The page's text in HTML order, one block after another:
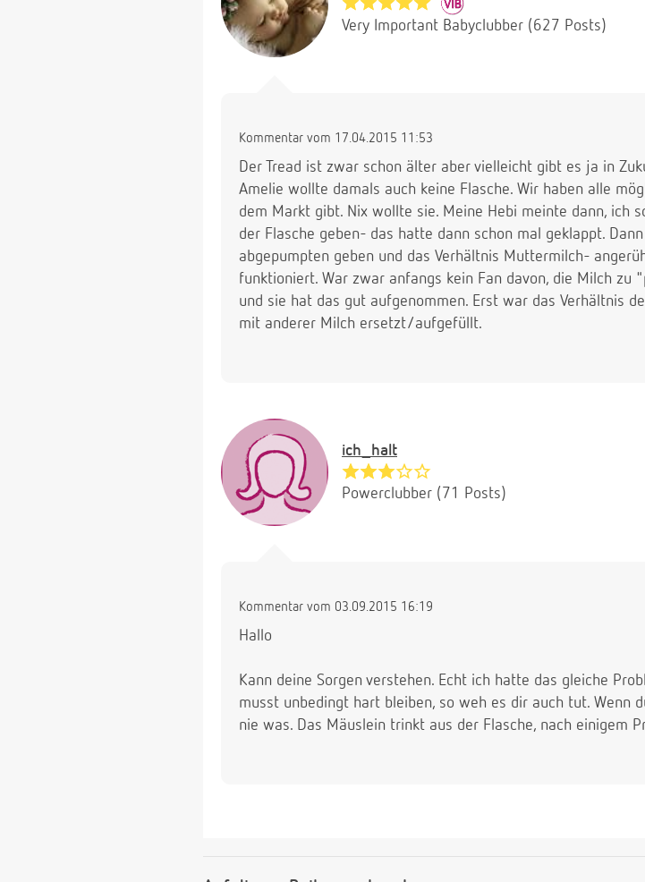
Very Important Babyclubber (627 Posts)
Kommentar vom 17.04.2015 11:53
Der Tread ist zwar schon älter aber vielleicht gibt es ja in
Amelie wollte damals auch keine Flasche. Wir haben alle
dem Markt gibt. Nix wollte sie. Meine Hebi meinte dann, ich
der Flasche geben- das hatte dann schon mal geklappt.
abgepumpten geben und das Verhältnis Muttermilch-
funktioniert. War zwar anfangs kein Fan davon, die Milch
und sie hat das gut aufgenommen. Erst war das Verhältnis
mit anderer Milch ersetzt/aufgefüllt.
ich_halt
Powerclubber (71 Posts)
Kommentar vom 03.09.2015 16:19
Hallo
Kann deine Sorgen verstehen. Echt ich hatte das gleiche
musst unbedingt hart bleiben, so weh es dir auch tut. Wenn
nie was. Das Mäuslein trinkt aus der Flasche, nach einigem